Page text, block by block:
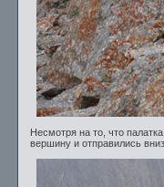
Несмотря на то, что
вершину и отправились вниз.